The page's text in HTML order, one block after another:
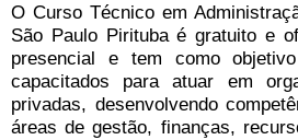
O Curso Técnico em
São Paulo Pirituba é gratuito e
presencial e tem como
capacitados para atuar em
privadas, desenvolvendo
áreas de gestão, finanças,